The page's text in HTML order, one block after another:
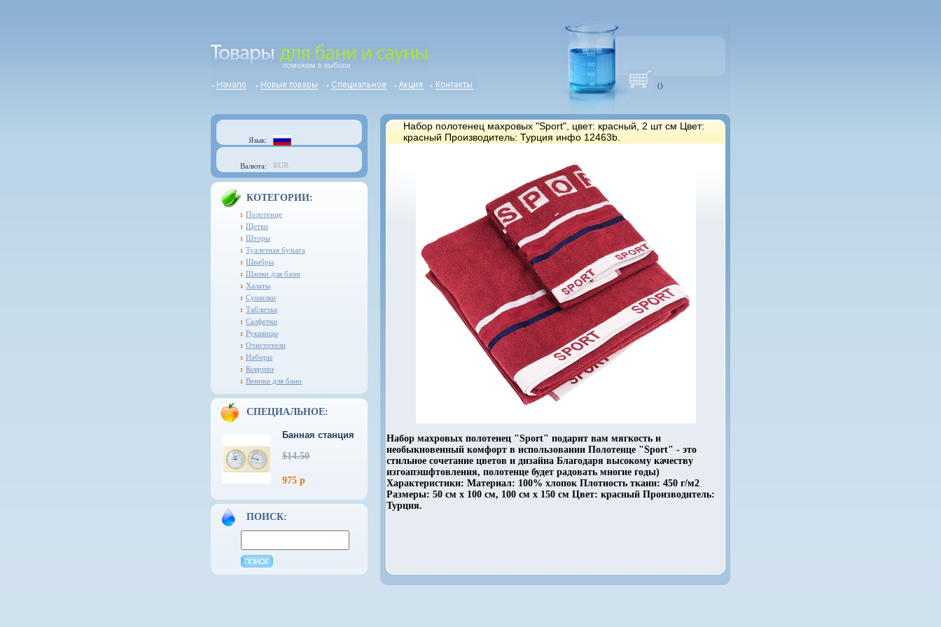
()
Язык:
Валюта: RUR
КОТЕГОРИИ:
Полотенце
Щетки
Шторы
Туалетная бумага
Швабры
Шапки для бани
Халаты
Сушилки
Табличка
Салфетки
Рукавицы
Очистители
Наборы
Коврики
Веники для бани
СПЕЦИАЛЬНОЕ:
Банная станция
$14.50
975 р
ПОИСК:
Набор полотенец махровых "Sport", цвет: красный, 2 шт см Цвет:
красный Производитель: Турция инфо 12463b.
Набор махровых полотенец "Sport" подарит вам мягкость и
необыкновенный комфорт в использовании Полотенце "Sport" - это
стильное сочетание цветов и дизайна Благодаря высокому качеству
изгоапэшфтовления, полотенце будет радовать многие годы)
Характеристики: Материал: 100% хлопок Плотность ткани: 450 г/м2
Размеры: 50 см х 100 см, 100 см х 150 см Цвет: красный Производитель:
Турция.